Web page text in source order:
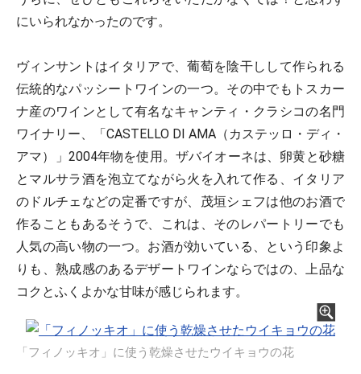
にいられなかったのです。
ヴィンサントはイタリアで、葡萄を陰干しして作られる
伝統的なパッシートワインの一つ。その中でもトスカー
ナ産のワインとして有名なキャンティ・クラシコの名門
ワイナリー、「CASTELLO DI AMA（カステッロ・ディ・
アマ）」2004年物を使用。ザバイオーネは、卵黄と砂糖
とマルサラ酒を泡立てながら火を入れて作る、イタリア
のドルチェなどの定番ですが、茂垣シェフは他のお酒で
作ることもあるそうで、これは、そのレパートリーでも
人気の高い物の一つ。お酒が効いている、という印象よ
りも、熟成感のあるデザートワインならではの、上品な
コクとふくよかな甘味が感じられます。
「フィノッキオ」に使う乾燥させたウイキョウの花